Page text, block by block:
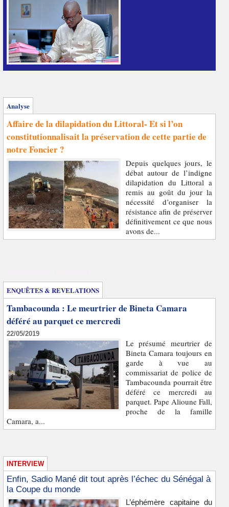
Analyse
Affaire de la dilapidation du Littoral- Et si l’on
constitutionnalisait la préservation de cette partie de
notre Foncier ?
Depuis quelques jours, le
débat autour de l’indigne
dilapidation du Littoral a
remis au goût du jour la
nécessité d’organiser la
résistance afin de préserver
définitivement ce que nous
avons de...
ENQUÊTES & REVELATIONS
Tambacounda : Le meurtrier de Bineta Camara
déféré au parquet ce mercredi
22/05/2019
Le présumé meurtrier de
Bineta Camara toujours en
garde à vue au
commissariat de police de
Tambacounda pourrait être
déféré ce mercredi au
parquet. Pape Alioune Fall,
proche de la famille
Camara, a...
INTERVIEW
Enfin, Sadio Mané dit tout après l’échec du Sénégal à
la Coupe du monde
L’éphémère capitaine du